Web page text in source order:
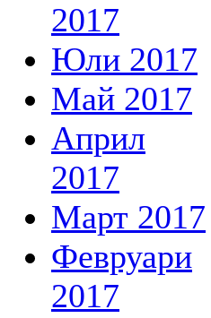
2017
Юли 2017
Май 2017
Април
2017
Март 2017
Февруари
2017